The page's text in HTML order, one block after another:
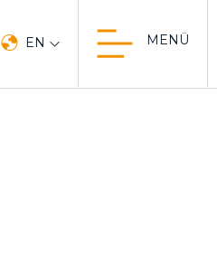
EN MENÜ